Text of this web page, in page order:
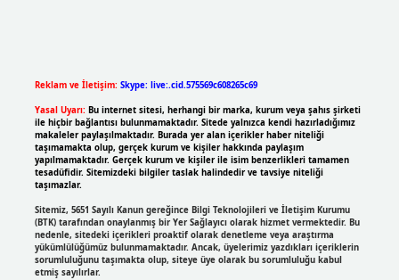
Reklam ve İletişim: Skype: live:.cid.575569c608265c69
Yasal Uyarı: Bu internet sitesi, herhangi bir marka, kurum veya şahıs şirketi
ile hiçbir bağlantısı bulunmamaktadır. Sitede yalnızca kendi hazırladığımız
makaleler paylaşılmaktadır. Burada yer alan içerikler haber niteliği
taşımamakta olup, gerçek kurum ve kişiler hakkında paylaşım
yapılmamaktadır. Gerçek kurum ve kişiler ile isim benzerlikleri tamamen
tesadüfidir. Sitemizdeki bilgiler taslak halindedir ve tavsiye niteliği
taşımazlar.
Sitemiz, 5651 Sayılı Kanun gereğince Bilgi Teknolojileri ve İletişim Kurumu
(BTK) tarafından onaylanmış bir Yer Sağlayıcı olarak hizmet vermektedir. Bu
nedenle, sitedeki içerikleri proaktif olarak denetleme veya araştırma
yükümlülüğümüz bulunmamaktadır. Ancak, üyelerimiz yazdıkları içeriklerin
sorumluluğunu taşımakta olup, siteye üye olarak bu sorumluluğu kabul
etmiş sayılırlar.